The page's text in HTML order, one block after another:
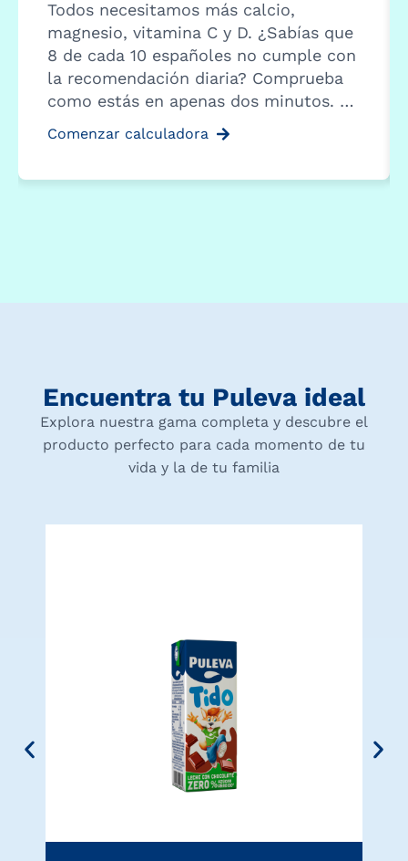
Todos necesitamos más calcio,
magnesio, vitamina C y D. ¿Sabías que
8 de cada 10 españoles no cumple con
la recomendación diaria? Comprueba
como estás en apenas dos minutos. …
Comenzar calculadora
Encuentra tu Puleva ideal
Explora nuestra gama completa y descubre el
producto perfecto para cada momento de tu
vida y la de tu familia